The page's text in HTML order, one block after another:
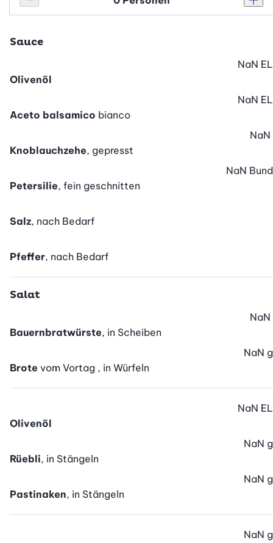
Personenanzahl verringern
Personenanzahl
Sauce
Olivenöl
NaN EL
Aceto balsamico bianco
NaN EL
Knoblauchzehe, gepresst
NaN
Petersilie, fein geschnitten
NaN Bund
Salz, nach Bedarf
Pfeffer, nach Bedarf
Salat
Bauernbratwürste, in Scheiben
NaN
Brote vom Vortag , in Würfeln
NaN g
Olivenöl
NaN EL
Rüebli, in Stängeln
NaN g
Pastinaken, in Stängeln
NaN g
NaN g